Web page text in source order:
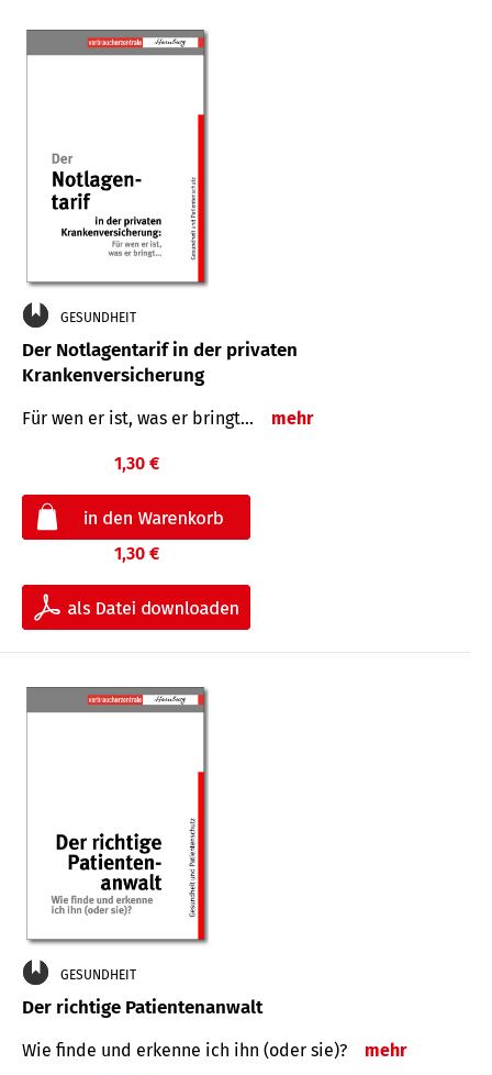
GESUNDHEIT
Der Notlagentarif in der privaten
Krankenversicherung
Für wen er ist, was er bringt… mehr
1,30 €
1,30 €
GESUNDHEIT
Der richtige Patientenanwalt
Wie finde und erkenne ich ihn (oder sie)? mehr